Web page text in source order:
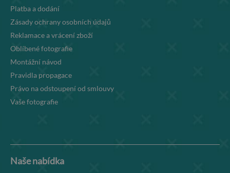
Platba a dodání
Zásady ochrany osobních údajů
Reklamace a vrácení zboží
Oblíbené fotografie
Montážní návod
Pravidla propagace
Právo na odstoupení od smlouvy
Vaše fotografie
Naše nabídka